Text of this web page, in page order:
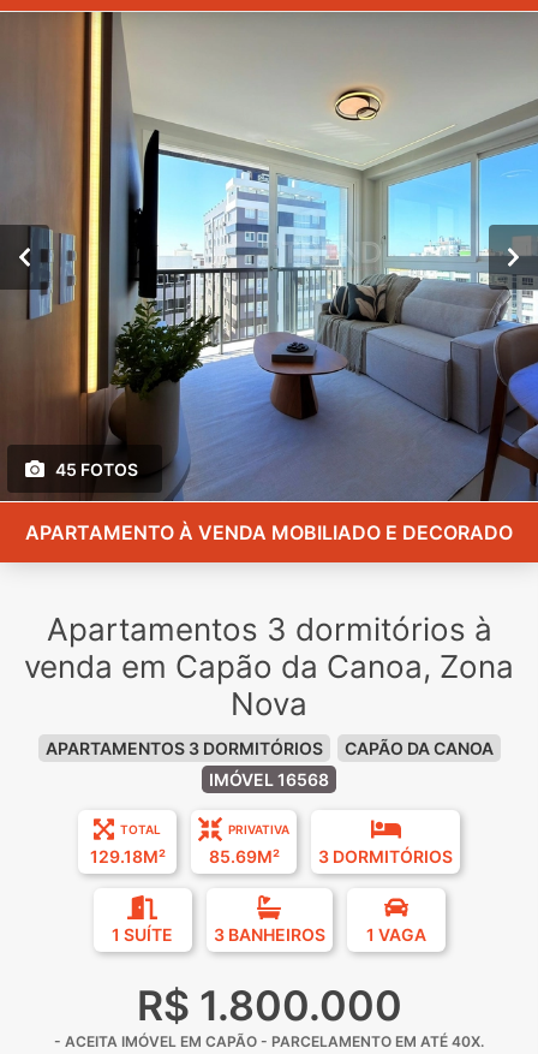
45 FOTOS
APARTAMENTO À VENDA MOBILIADO E DECORADO
Apartamentos 3 dormitórios à
venda em Capão da Canoa, Zona
Nova
APARTAMENTOS 3 DORMITÓRIOS
CAPÃO DA CANOA
IMÓVEL 16568
TOTAL
129.18M²
PRIVATIVA
85.69M² 3 DORMITÓRIOS
1 SUÍTE 3 BANHEIROS 1 VAGA
R$ 1.800.000
- ACEITA IMÓVEL EM CAPÃO - ⁠PARCELAMENTO EM ATÉ 40X.